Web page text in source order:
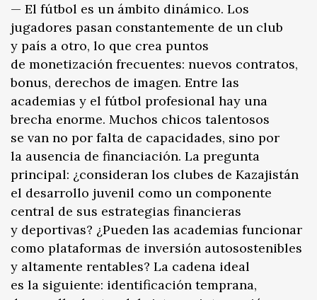
— El fútbol es un ámbito dinámico. Los
jugadores pasan constantemente de un club
y país a otro, lo que crea puntos
de monetización frecuentes: nuevos contratos,
bonus, derechos de imagen. Entre las
academias y el fútbol profesional hay una
brecha enorme. Muchos chicos talentosos
se van no por falta de capacidades, sino por
la ausencia de financiación. La pregunta
principal: ¿consideran los clubes de Kazajistán
el desarrollo juvenil como un componente
central de sus estrategias financieras
y deportivas? ¿Pueden las academias funcionar
como plataformas de inversión autosostenibles
y altamente rentables? La cadena ideal
es la siguiente: identificación temprana,